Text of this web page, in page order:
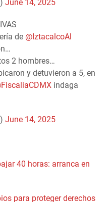
June 14, 2025
de @IztacalcoAl
2 hombres…
y detuvieron a 5, en
indaga
June 14, 2025
40 horas: arranca en
para proteger derechos